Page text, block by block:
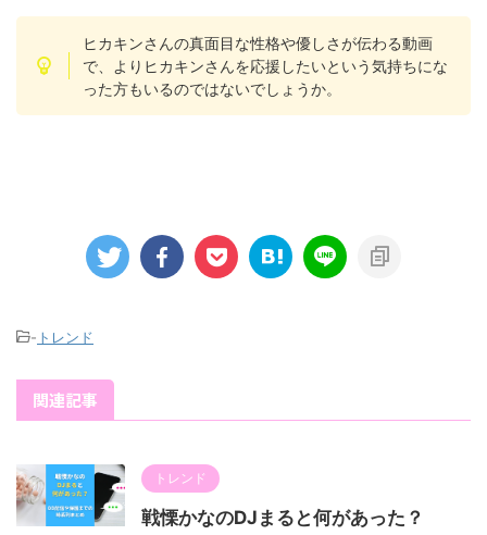
ヒカキンさんの真面目な性格や優しさが伝わる動画
で、よりヒカキンさんを応援したいという気持ちにな
った方もいるのではないでしょうか。
- トレンド
関連記事
トレンド
戦慄かなのDJまると何があった？